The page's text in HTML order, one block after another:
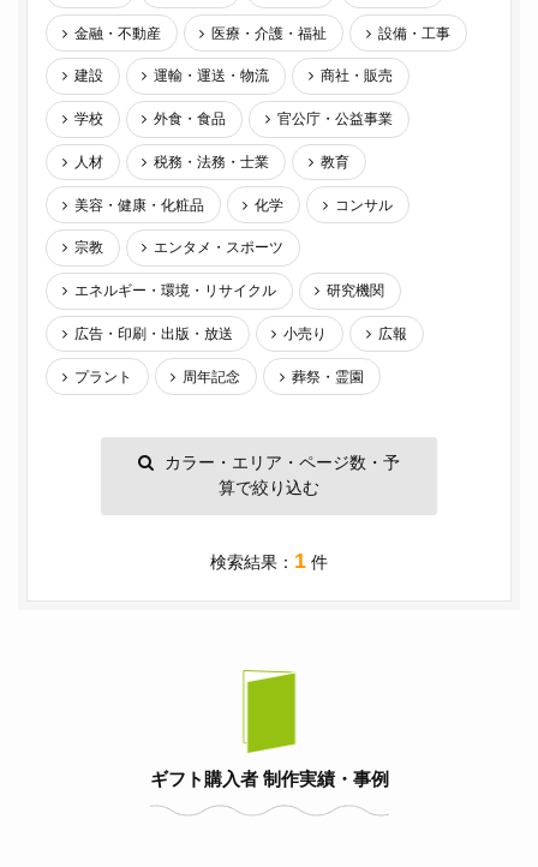
金融・不動産 医療・介護・福祉 設備・工事
建設 運輸・運送・物流 商社・販売
学校 外食・食品 官公庁・公益事業
人材 税務・法務・士業 教育
美容・健康・化粧品 化学 コンサル
宗教 エンタメ・スポーツ
エネルギー・環境・リサイクル 研究機関
広告・印刷・出版・放送 小売り 広報
プラント 周年記念 葬祭・霊園
カラー・エリア・ページ数・予
算で絞り込む
検索結果： 1 件
ギフト購入者 制作実績・事例